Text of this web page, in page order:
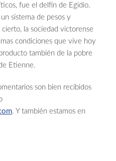
fue el delfín de Egidio.
un sistema de pesos y
la sociedad victorense
condiciones que vive hoy
también de la pobre
Etienne.
son bien recibidos
. Y también estamos en